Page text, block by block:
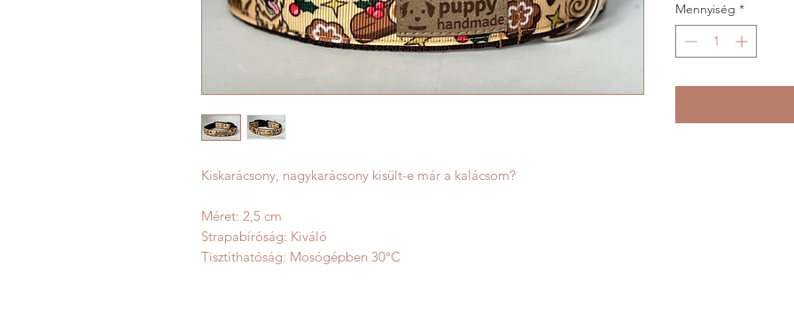
Kiskarácsony, nagykarácsony kisült-e már a kalácsom?
Méret: 2,5 cm
Strapabíróság: Kiváló
Tisztíthatóság: Mosógépben 30°C
Mennyiség *